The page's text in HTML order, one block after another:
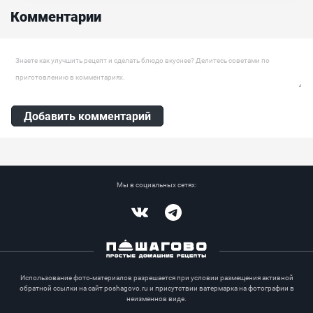
Комментарии
Оставить комментарий
Добавить комментарий
Мы в социальных сетях:
Использование фото-материалов разрешается при условии размещения активной
обратной ссылки на сайт poshagovo.ru и присутствии ватермарка на фотографии в
неизменнов виде.